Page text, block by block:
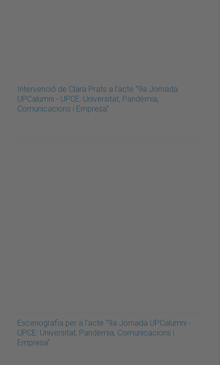
Intervenció de Clara Prats a l'acte “9a Jornada
UPCalumni - UPCE: Universitat, Pandèmia,
Comunicacions i Empresa”
Escenografia per a l'acte “9a Jornada UPCalumni -
UPCE: Universitat, Pandèmia, Comunicacions i
Empresa”